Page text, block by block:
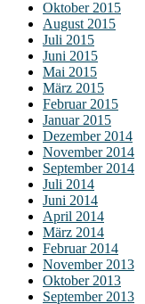
Oktober 2015
August 2015
Juli 2015
Juni 2015
Mai 2015
März 2015
Februar 2015
Januar 2015
Dezember 2014
November 2014
September 2014
Juli 2014
Juni 2014
April 2014
März 2014
Februar 2014
November 2013
Oktober 2013
September 2013